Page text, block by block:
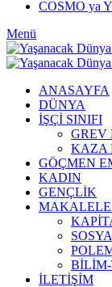
COSMO ya
Menü
ANASAYFA
DÜNYA
İŞÇİ SINIFI
GREV
KAZA
GÖÇMEN
KADIN
GENÇLİK
ILETIŞIM